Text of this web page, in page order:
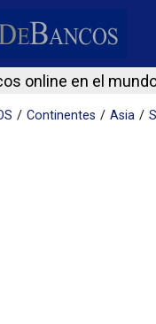
online en el
Continentes Asia